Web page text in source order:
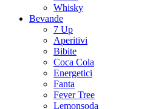
Whisky
Bevande
7 Up
Aperitivi
Bibite
Coca Cola
Energetici
Fanta
Fever Tree
Lemonsoda